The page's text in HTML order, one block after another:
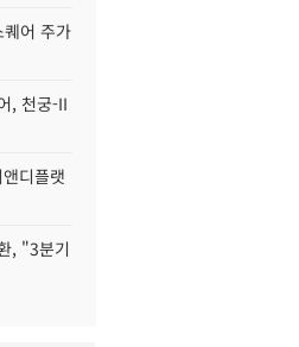
어 주가
, 천궁-II
디플랫
, "3분기